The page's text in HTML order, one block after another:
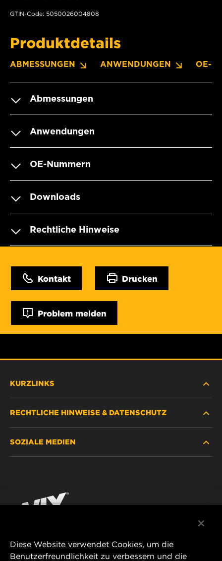
GTIN-Code: 5050026004808
Produktdetails
ABMESSUNGEN ANWENDUNGEN OE-
Abmessungen
Anwendungen
OE-Nummern
Downloads
Rechtliche Hinweise
Kontakt Drucken
Problem melden
KURZLINKS
HÄNDLERSUCHE
KONTAKT
RECHTLICHE HINWEISE & DATENSCHUTZ
IMPRESSUM
SOZIALE MEDIEN
YouTube
Diese Website verwendet Cookies, um die
Benutzerfreundlichkeit zu verbessern und die